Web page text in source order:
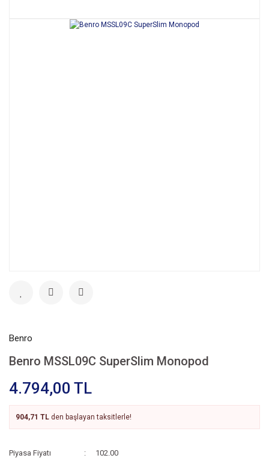
Benro
Benro MSSL09C SuperSlim Monopod
4.794,00 TL
904,71 TL den başlayan taksitlerle!
Piyasa Fiyatı 102.00